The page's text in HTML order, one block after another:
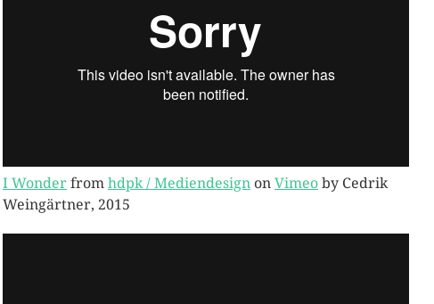
I Wonder from hdpk / Mediendesign on Vimeo by Cedrik
Weingärtner, 2015